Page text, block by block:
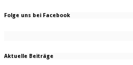
Folge uns bei Facebook
Aktuelle Beiträge